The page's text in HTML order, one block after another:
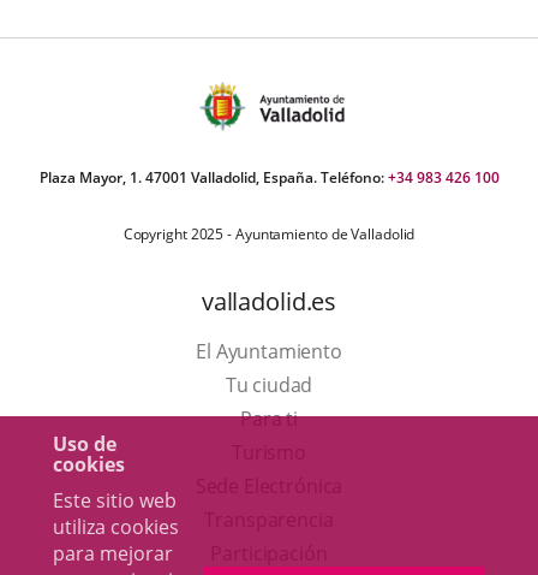
Uso de
cookies
Este sitio web
utiliza cookies
para mejorar
Plaza Mayor, 1. 47001 Valladolid, España. Teléfono:+34 983 426 100
Copyright 2025 - Ayuntamiento de Valladolid
valladolid.es
El Ayuntamiento
Tu ciudad
Para ti